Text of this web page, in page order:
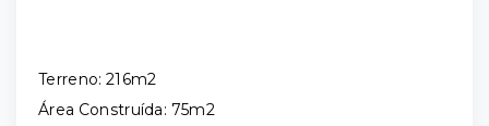
Terreno: 216m2
Área Construída: 75m2